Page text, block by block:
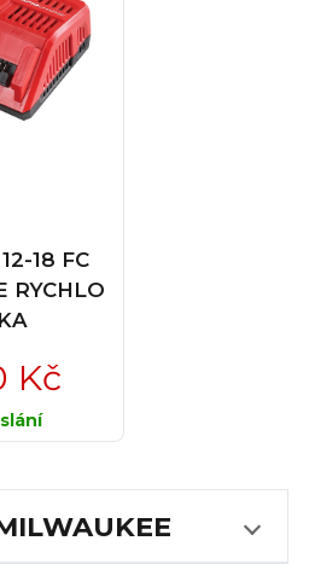
18 FC
RYCHLO
Kč